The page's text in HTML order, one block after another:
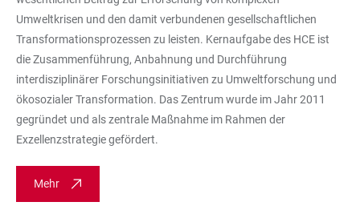
Umweltkrisen und den damit verbundenen gesellschaftlichen
Transformationsprozessen zu leisten. Kernaufgabe des HCE ist
die Zusammenführung, Anbahnung und Durchführung
interdisziplinärer Forschungsinitiativen zu Umweltforschung und
ökosozialer Transformation. Das Zentrum wurde im Jahr 2011
gegründet und als zentrale Maßnahme im Rahmen der
Exzellenzstrategie gefördert.
Mehr